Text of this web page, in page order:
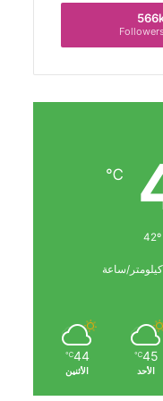
Followers
℃
45
℃
الأحد
44
℃
الأثنين